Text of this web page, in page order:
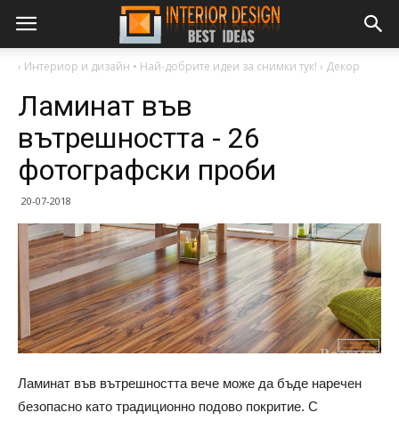
› Интериор и дизайн • Най-добрите идеи за снимки тук! › Декор
Ламинат във
вътрешността - 26
фотографски проби
20-07-2018
Ламинат във вътрешността вече може да бъде наречен
безопасно като традиционно подово покритие. С